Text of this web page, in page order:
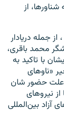
از
جمله دریادار
محمد باقری،
با تاکید به
«ناو‌های
حضور شان
نیروهای
بین‌المللی